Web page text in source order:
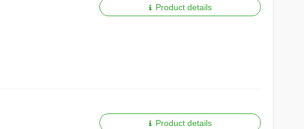
Product details
Product details